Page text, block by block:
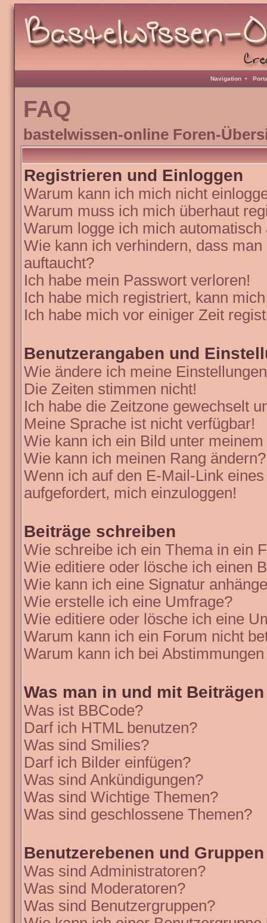
Navigation •
FAQ
bastelwissen-online Foren-
Registrieren und Einloggen
Warum kann ich mich nicht
Warum muss ich mich überhaut
Warum logge ich mich automatisch
Wie kann ich verhindern, dass
auftaucht?
Ich habe mein Passwort verloren!
Ich habe mich registriert, kann
Ich habe mich vor einiger Zeit
Benutzerangaben und
Wie ändere ich meine
Die Zeiten stimmen nicht!
Ich habe die Zeitzone gewechselt
Meine Sprache ist nicht verfügbar!
Wie kann ich ein Bild unter
Wie kann ich meinen Rang ändern?
Wenn ich auf den E-Mail-Link
aufgefordert, mich einzuloggen!
Beiträge schreiben
Wie schreibe ich ein Thema in ein
Wie editiere oder lösche ich einen
Wie kann ich eine Signatur
Wie erstelle ich eine Umfrage?
Wie editiere oder lösche ich eine
Warum kann ich ein Forum nicht
Warum kann ich bei
Was man in und mit
Was ist BBCode?
Darf ich HTML benutzen?
Was sind Smilies?
Darf ich Bilder einfügen?
Was sind Ankündigungen?
Was sind Wichtige Themen?
Was sind geschlossene Themen?
Benutzerebenen und Gruppen
Was sind Administratoren?
Was sind Moderatoren?
Was sind Benutzergruppen?